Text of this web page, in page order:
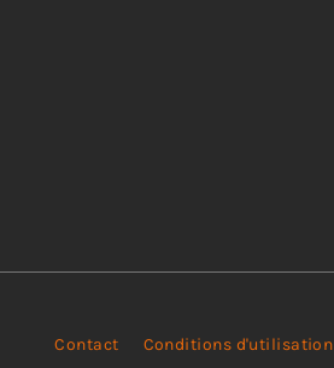
Contact Conditions d'utilisation